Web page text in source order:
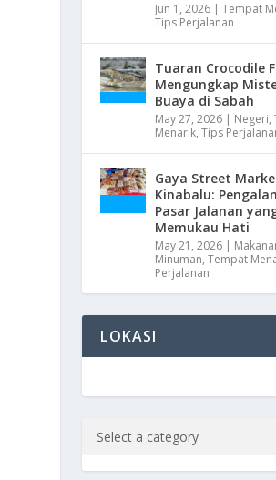
Jun 1, 2026 |Tempat
Tips Perjalanan
Tuaran Crocodile
Mengungkap
Buaya di Sabah
May 27, 2026 | Negeri,
Menarik,Tips
Gaya Street
Kinabalu:
Pasar Jalanan
Memukau Hati
May 21, 2026 |
Minuman,Tempat
Perjalanan
LOKASI